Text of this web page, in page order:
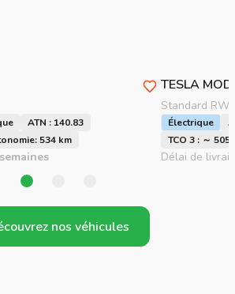
ATN : 140.83
534 km
TESLA
Standard
Électrique
TCO 3 : ～
Délai de
nos véhicules